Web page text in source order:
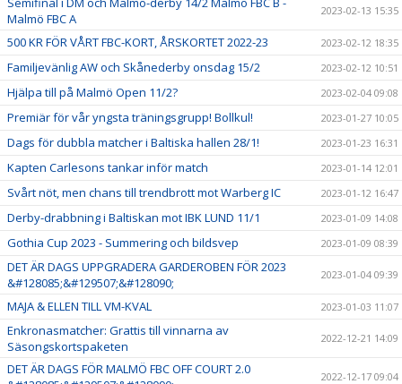
Malmö FBC A
2023-02-13 15:35
500 KR FÖR VÅRT FBC-KORT, ÅRSKORTET 2022-23 2023-02-12 18:35
Familjevänlig AW och Skånederby onsdag 15/2 2023-02-12 10:51
Hjälpa till på Malmö Open 11/2? 2023-02-04 09:08
Premiär för vår yngsta träningsgrupp! Bollkul! 2023-01-27 10:05
Dags för dubbla matcher i Baltiska hallen 28/1! 2023-01-23 16:31
Kapten Carlesons tankar inför match 2023-01-14 12:01
Svårt nöt, men chans till trendbrott mot Warberg IC 2023-01-12 16:47
Derby-drabbning i Baltiskan mot IBK LUND 11/1 2023-01-09 14:08
Gothia Cup 2023 - Summering och bildsvep 2023-01-09 08:39
DET ÄR DAGS UPPGRADERA GARDEROBEN FÖR 2023
&#128085;&#129507;&#128090;
2023-01-04 09:39
MAJA & ELLEN TILL VM-KVAL 2023-01-03 11:07
Enkronasmatcher: Grattis till vinnarna av
Säsongskortspaketen
2022-12-21 14:09
DET ÄR DAGS FÖR MALMÖ FBC OFF COURT 2.0
2022-12-17 09:04